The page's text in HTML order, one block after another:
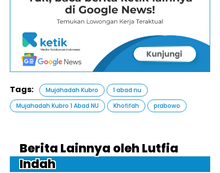
Tags: Mujahadah Kubro
1 abad nu
Mujahadah Kubro 1 Abad NU
Khofifah prabowo
Berita Lainnya oleh Lutfia
Indah